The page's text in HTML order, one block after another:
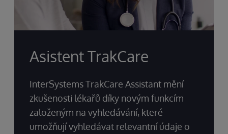
Asistent TrakCare
InterSystems TrakCare Assistant mění
zkušenosti lékařů díky novým funkcím
založeným na vyhledávání, které
umožňují vyhledávat relevantní údaje o